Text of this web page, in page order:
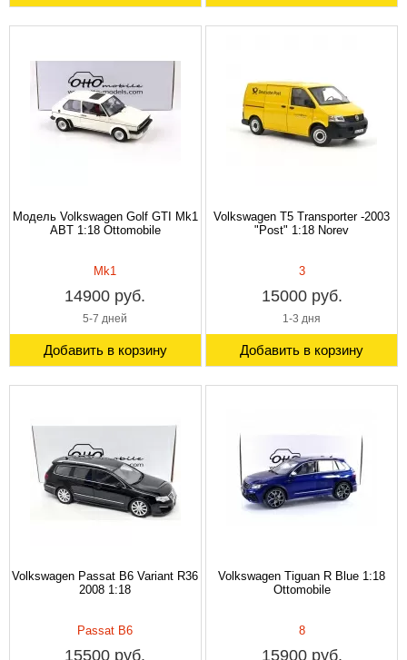
Модель Volkswagen Golf GTI Mk1
ABT 1:18 Ottomobile
Mk1
14900 руб.
5-7 дней
Добавить в корзину
Volkswagen T5 Transporter -2003
"Post" 1:18 Norev
3
15000 руб.
1-3 дня
Добавить в корзину
Volkswagen Passat B6 Variant R36
2008 1:18
Passat B6
15500 руб.
Volkswagen Tiguan R Blue 1:18
Ottomobile
8
15900 руб.